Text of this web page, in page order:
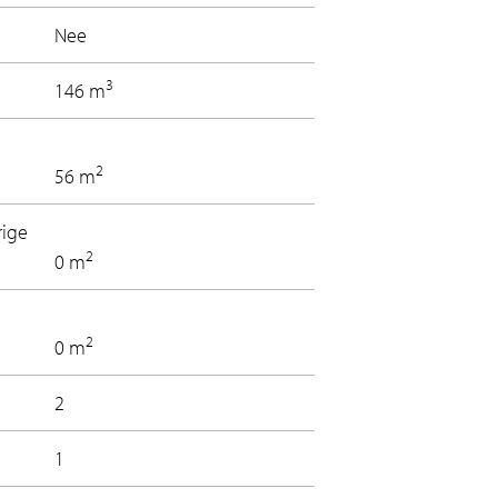
Nee
146 m3
56 m2
0 m2
0 m2
2
1